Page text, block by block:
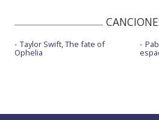
Taylor Swift, The fate of
Ophelia